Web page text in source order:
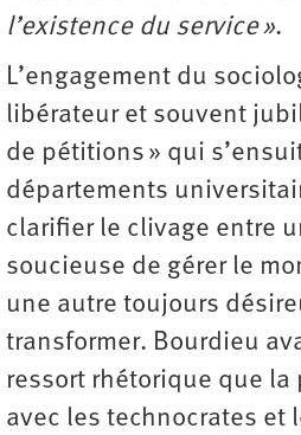
l’existence du service ».
L’engagement du
libérateur et souvent
de pétitions » qui
départements
clarifier le clivage entre
soucieuse de gérer le
une autre toujours
transformer. Bourdieu
ressort rhétorique que la
avec les technocrates et